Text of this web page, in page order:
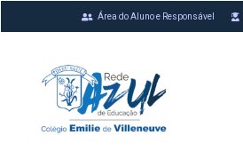
Área do Aluno e Responsável